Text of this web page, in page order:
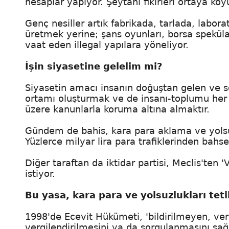
Genç nesiller artık fabrikada, tarlada,
üretmek yerine; şans oyunları, borsa
vaat eden illegal yapılara yöneliyor.
İşin siyasetine gelelim mi?
Siyasetin amacı insanın doğuştan gelen ve
ortamı oluşturmak ve de insanı-toplumu
üzere kanunlarla koruma altına almaktır.
Gündem de bahis, kara para aklama ve
Yüzlerce milyar lira para trafiklerinden
Diğer taraftan da iktidar partisi, Meclis'ten
istiyor.
Bu yasa, kara para ve yolsuzlukları
1998'de Ecevit Hükümeti, 'bildirilmeyen,